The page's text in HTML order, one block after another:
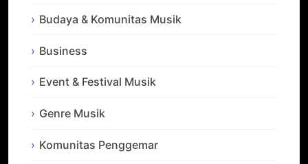
Budaya & Komunitas Musik
Business
Event & Festival Musik
Genre Musik
Komunitas Penggemar